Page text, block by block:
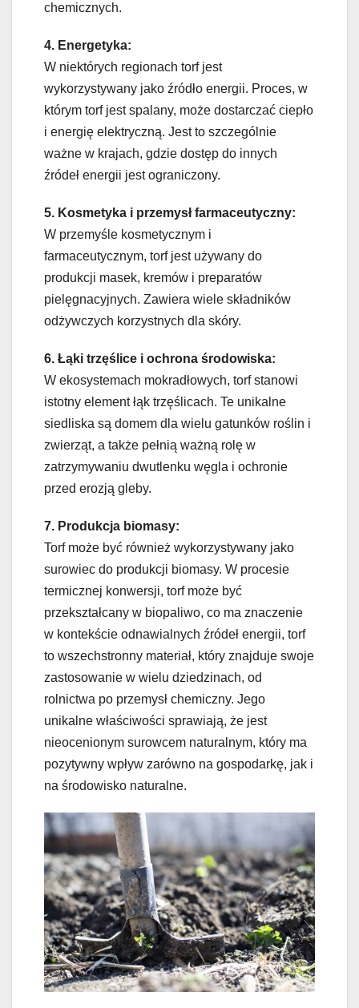
chemicznych.
4. Energetyka:
W niektórych regionach torf jest
wykorzystywany jako źródło energii. Proces, w
którym torf jest spalany, może dostarczać ciepło
i energię elektryczną. Jest to szczególnie
ważne w krajach, gdzie dostęp do innych
źródeł energii jest ograniczony.
5. Kosmetyka i przemysł farmaceutyczny:
W przemyśle kosmetycznym i
farmaceutycznym, torf jest używany do
produkcji masek, kremów i preparatów
pielęgnacyjnych. Zawiera wiele składników
odżywczych korzystnych dla skóry.
6. Łąki trzęślice i ochrona środowiska:
W ekosystemach mokradłowych, torf stanowi
istotny element łąk trzęślicach. Te unikalne
siedliska są domem dla wielu gatunków roślin i
zwierząt, a także pełnią ważną rolę w
zatrzymywaniu dwutlenku węgla i ochronie
przed erozją gleby.
7. Produkcja biomasy:
Torf może być również wykorzystywany jako
surowiec do produkcji biomasy. W procesie
termicznej konwersji, torf może być
przekształcany w biopaliwo, co ma znaczenie
w kontekście odnawialnych źródeł energii, torf
to wszechstronny materiał, który znajduje swoje
zastosowanie w wielu dziedzinach, od
rolnictwa po przemysł chemiczny. Jego
unikalne właściwości sprawiają, że jest
nieocenionym surowcem naturalnym, który ma
pozytywny wpływ zarówno na gospodarkę, jak i
na środowisko naturalne.